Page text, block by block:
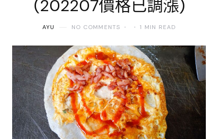
(202207價格已調漲)
AYU NO COMMENTS 1 MIN READ